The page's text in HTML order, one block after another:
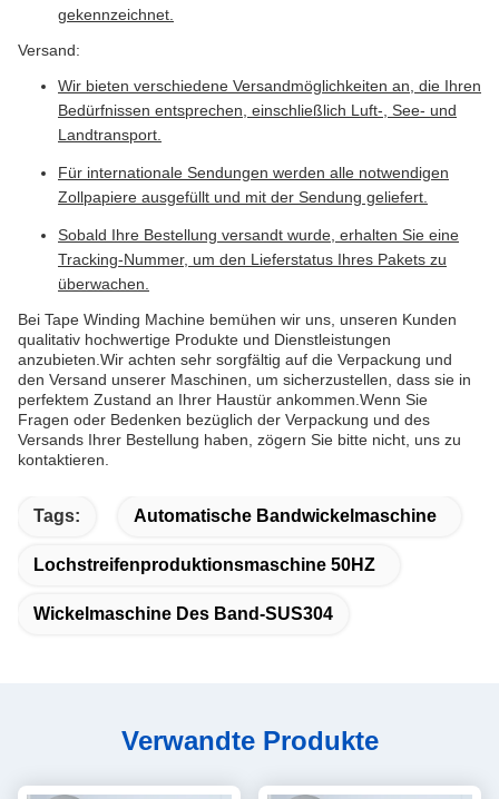
gekennzeichnet.
Versand:
Wir bieten verschiedene Versandmöglichkeiten an, die Ihren
Bedürfnissen entsprechen, einschließlich Luft-, See- und
Landtransport.
Für internationale Sendungen werden alle notwendigen
Zollpapiere ausgefüllt und mit der Sendung geliefert.
Sobald Ihre Bestellung versandt wurde, erhalten Sie eine
Tracking-Nummer, um den Lieferstatus Ihres Pakets zu
überwachen.
Bei Tape Winding Machine bemühen wir uns, unseren Kunden
qualitativ hochwertige Produkte und Dienstleistungen
anzubieten.Wir achten sehr sorgfältig auf die Verpackung und
den Versand unserer Maschinen, um sicherzustellen, dass sie in
perfektem Zustand an Ihrer Haustür ankommen.Wenn Sie
Fragen oder Bedenken bezüglich der Verpackung und des
Versands Ihrer Bestellung haben, zögern Sie bitte nicht, uns zu
kontaktieren.
Tags: Automatische Bandwickelmaschine
Lochstreifenproduktionsmaschine 50HZ
Wickelmaschine Des Band-SUS304
Verwandte Produkte